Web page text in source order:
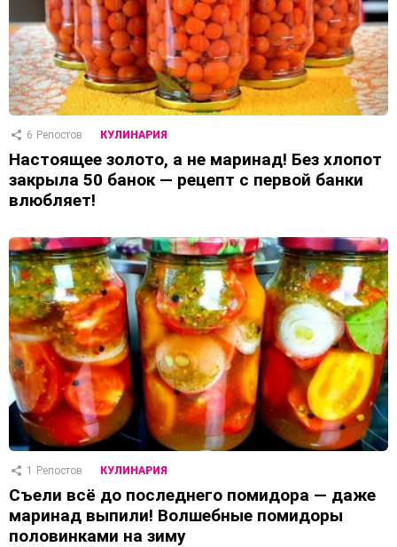
6 Репостов КУЛИНАРИЯ
Настоящее золото, а не маринад! Без хлопот
закрыла 50 банок — рецепт с первой банки
влюбляет!
1 Репостов КУЛИНАРИЯ
Съели всё до последнего помидора — даже
маринад выпили! Волшебные помидоры
половинками на зиму